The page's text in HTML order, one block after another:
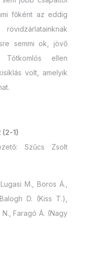
főként az eddig
semmi ok, jövő
ellen
volt, amelyik
(2-1)
Szűcs Zsolt
M., Boros Á.,
D. (Kiss T.),
Faragó Á. (Nagy